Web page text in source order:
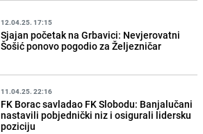
12.04.25. 17:15
Sjajan početak na Grbavici: Nevjerovatni
Šošić ponovo pogodio za Željezničar
11.04.25. 22:16
FK Borac savladao FK Slobodu: Banjalučani
nastavili pobjednički niz i osigurali lidersku
poziciju